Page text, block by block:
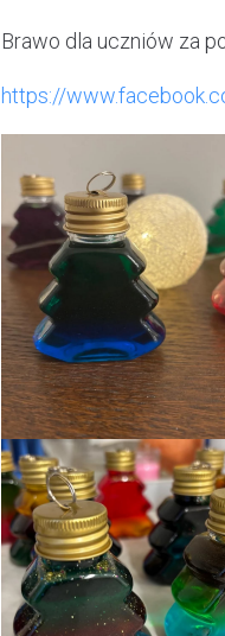
Brawo dla uczniów za
https://